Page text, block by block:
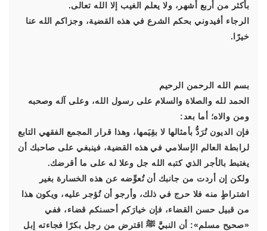
بأكثر من أربع أشهر، ولا يعلم الغيب إلا الله تعالى.
الرجاء أفيدوني بحكم الشرع في هذه القضية، وجزاكم الله عنا
خيرًا.
بسم الله الرحمن الرحيم
الحمد لله والصلاة والسلام على رسول الله، وعلى آله وصحبه
ومن والاه؛ أما بعد:
فإن الديون تُرَدُّ بأمثالها لا بقِيَمها، وهذا قرار المجمع الفقهي التابع
لرابطة العالم الإسلامي في هذه القضية، فينبغي على صاحبك أن
يغتبط بالأجر الذي كتبه الله جل وعلا له على ما أقرضك.
ولكن إن أردت من جانبك أن تُعوِّضه عن هذه الخسارة بغير
اشتراطٍ منه فلا حرج في ذلك، وأرجو أن تُؤجر عليه، ويكون هذا
من قبيل حسن القضاء، فإن خيارَكم أحسنكم قضاء، ففي
«صحيح مسلم»: أن النبيَّ ﷺ اقترض من رجل بكرًا فجاءته إبل